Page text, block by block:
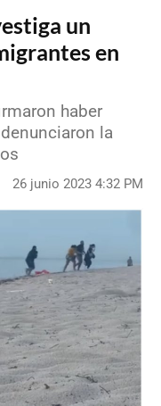
un
en
haber
la
26 junio 2023 4:32 PM